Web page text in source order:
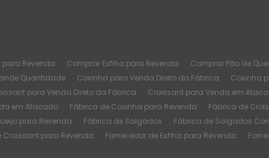
Revenda Comprar Esfiha para Revenda Comprar Pão de
Quantidade Coxinha para Venda Direto da Fábrica
Coxinha
para Venda Direto da Fábrica Croissant para Venda em
em Atacado Fábrica de Coxinha para Revenda
Fábrica de
para Revenda Fábrica de Salgados Fábrica de Salgados
Croissant para Revenda Fornecedor de Esfiha para Revenda